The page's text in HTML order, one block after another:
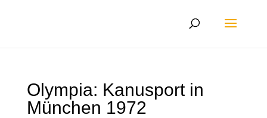
Olympia: Kanusport in
München 1972